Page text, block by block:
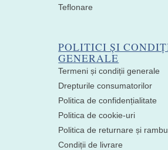
Teflonare
POLITICI ȘI
GENERALE
Termeni și condiții generale
Drepturile consumatorilor
Politica de confidențialitate
Politica de cookie-uri
Politica de returnare și
Condiții de livrare